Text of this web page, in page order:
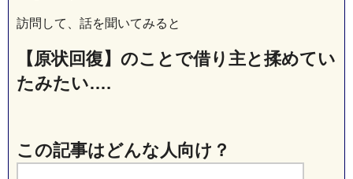
訪問して、話を聞いてみると
【原状回復】のことで借り主と揉めてい
たみたい….
この記事はどんな人向け？